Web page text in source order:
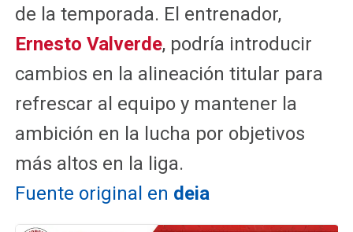
de la temporada. El entrenador,
Ernesto Valverde, podría introducir
cambios en la alineación titular para
refrescar al equipo y mantener la
ambición en la lucha por objetivos
más altos en la liga.
Fuente original en deia